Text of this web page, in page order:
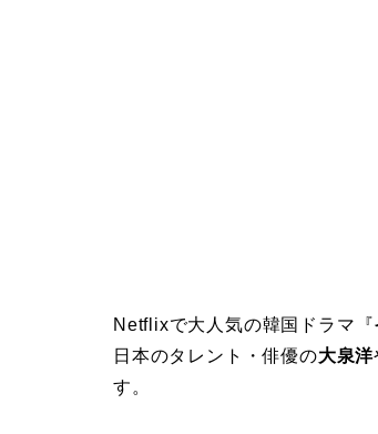
Netflixで大人気の韓国ドラマ『
日本のタレント・俳優の大泉洋
す。